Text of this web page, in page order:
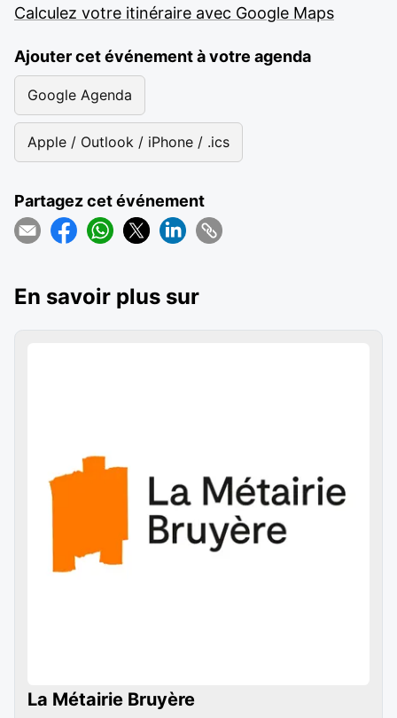
Calculez votre itinéraire avec Google Maps
Ajouter cet événement à votre agenda
Google Agenda
Apple / Outlook / iPhone / .ics
Partagez cet événement
En savoir plus sur
La Métairie Bruyère